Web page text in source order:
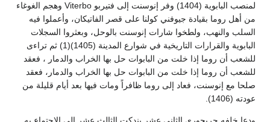
لمنصب البابوية (1404) وفر إنوسنت إلى فتيربو Viterbo وهجم الغوغاء
من أهل روما بقيادة جيوفني كولنا على قصر الفاتيكان، وأعملوا فيه
السلب والنهب، ولطخوا شارات إنوسنت بالوحل، وبعثروا السجلات
البابوية والقرارات التاريخية في شوارع المدينة (1405)(1) ثم تراءى
للشعب أن روما إذا خلت من البابوات حل بها الخراب والدمار ، فعقد
للشعب أن روما إذا خلت من البابوات حل بها الخراب والدمار، فعقد
صلحا مع إنوسنت، فعاد إلى روما ظافراً ومات فيها بعد أيام قليلة من
عودته (1406).